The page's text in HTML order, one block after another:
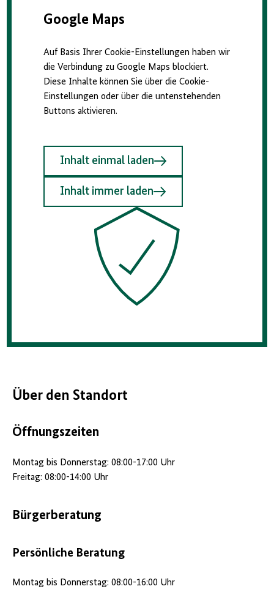
Google Maps
Auf Basis Ihrer Cookie-Einstellungen haben wir
die Verbindung zu Google Maps blockiert.
Diese Inhalte können Sie über die Cookie-
Einstellungen oder über die untenstehenden
Buttons aktivieren.
Inhalt einmal laden
Inhalt immer laden
Über den Standort
Öffnungszeiten
Montag bis Donnerstag: 08:00-17:00 Uhr
Freitag: 08:00-14:00 Uhr
Bürgerberatung
Persönliche Beratung
Montag bis Donnerstag: 08:00-16:00 Uhr